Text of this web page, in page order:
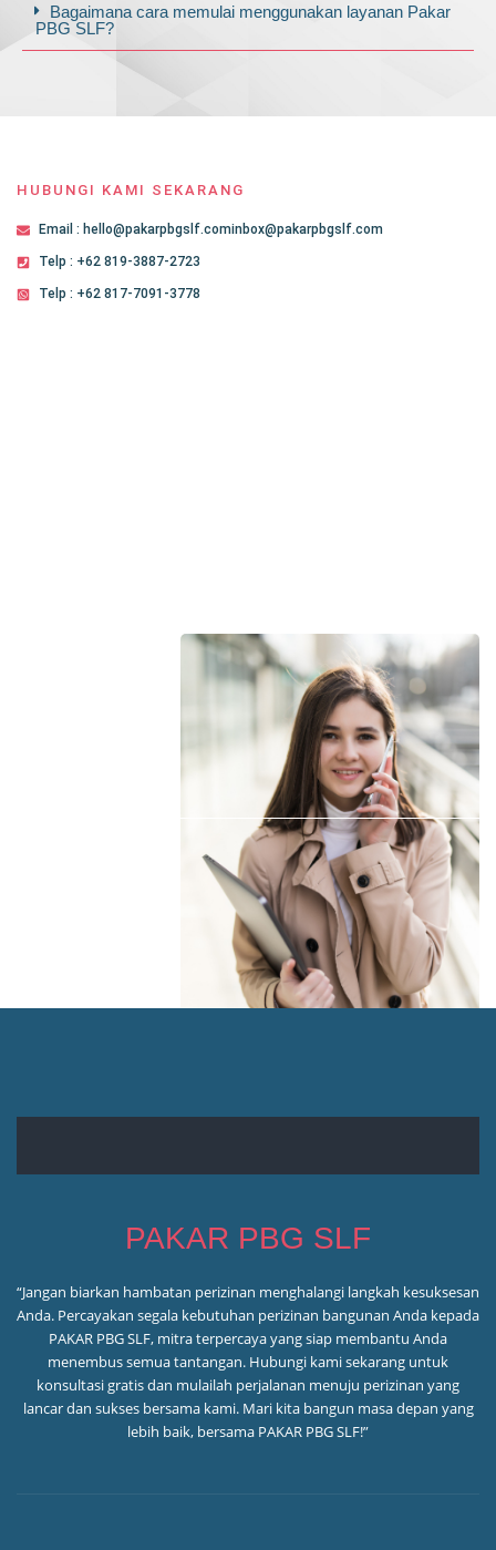
Bagaimana cara memulai menggunakan layanan Pakar
PBG SLF?
HUBUNGI KAMI SEKARANG
Email : hello@pakarpbgslf.cominbox@pakarpbgslf.com
Telp : +62 819-3887-2723
Telp : +62 817-7091-3778
PAKAR PBG SLF
“Jangan biarkan hambatan perizinan menghalangi langkah kesuksesan
Anda. Percayakan segala kebutuhan perizinan bangunan Anda kepada
PAKAR PBG SLF, mitra terpercaya yang siap membantu Anda
menembus semua tantangan. Hubungi kami sekarang untuk
konsultasi gratis dan mulailah perjalanan menuju perizinan yang
lancar dan sukses bersama kami. Mari kita bangun masa depan yang
lebih baik, bersama PAKAR PBG SLF!”